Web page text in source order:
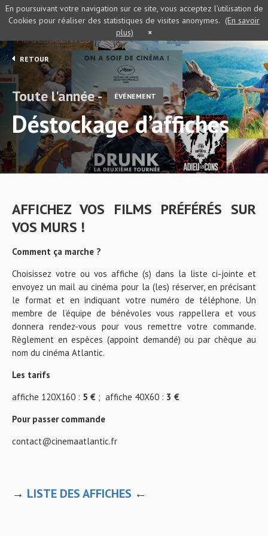
RETOUR
Toute l'année - ÉVÉNEMENT
Déstockage d’affiches
AFFICHEZ VOS FILMS PRÉFÉRÉS SUR
VOS MURS !
Comment ça marche ?
Choisissez votre ou vos affiche (s) dans la liste ci-jointe et
envoyez un mail au cinéma pour la (les) réserver, en précisant
le format et en indiquant votre numéro de téléphone. Un
membre de l’équipe de bénévoles vous rappellera et vous
donnera rendez-vous pour vous remettre votre commande.
Règlement en espèces (appoint demandé) ou par chèque au
nom du cinéma Atlantic.
Les tarifs
affiche 120X160 : 5 € ; affiche 40X60 : 3 €
Pour passer commande
contact@cinemaatlantic.fr
→ LISTE DES AFFICHES ←
En poursuivant votre navigation sur ce site, vous acceptez l’utilisation de
Cookies pour réaliser des statistiques de visites anonymes. (En savoir
plus)
×